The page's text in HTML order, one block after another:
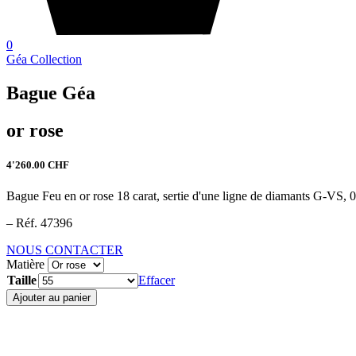
0
Géa Collection
Bague Géa
or rose
4'260.00 CHF
Bague Feu en or rose 18 carat, sertie d'une ligne de diamants G-VS,
– Réf. 47396
NOUS CONTACTER
Matière
Taille
Effacer
quantité
de
Ajouter au panier